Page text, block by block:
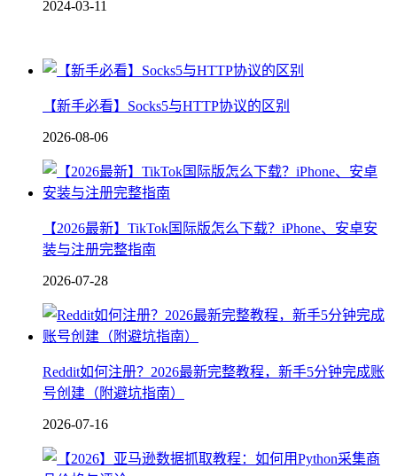
2024-03-11
【新手必看】Socks5与HTTP协议的区别
2026-08-06
【2026最新】TikTok国际版怎么下载？iPhone、安卓安
装与注册完整指南
2026-07-28
Reddit如何注册？2026最新完整教程，新手5分钟完成账
号创建（附避坑指南）
2026-07-16